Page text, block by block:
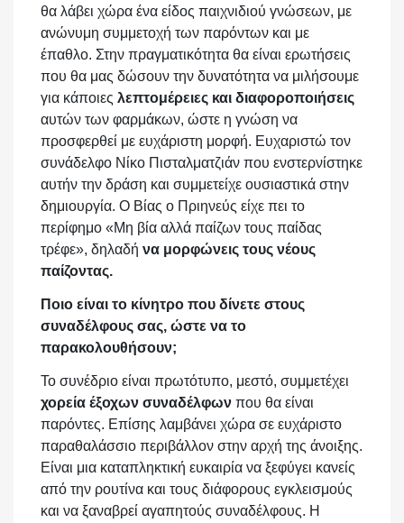
θα λάβει χώρα ένα είδος παιχνιδιού γνώσεων, με
ανώνυμη συμμετοχή των παρόντων και με
έπαθλο. Στην πραγματικότητα θα είναι ερωτήσεις
που θα μας δώσουν την δυνατότητα να μιλήσουμε
για κάποιες λεπτομέρειες και διαφοροποιήσεις
αυτών των φαρμάκων, ώστε η γνώση να
προσφερθεί με ευχάριστη μορφή. Ευχαριστώ τον
συνάδελφο Νίκο Πισταλματζιάν που ενστερνίστηκε
αυτήν την δράση και συμμετείχε ουσιαστικά στην
δημιουργία. Ο Βίας ο Πριηνεύς είχε πει το
περίφημο «Μη βία αλλά παίζων τους παίδας
τρέφε», δηλαδή να μορφώνεις τους νέους
παίζοντας.
Ποιο είναι το κίνητρο που δίνετε στους
συναδέλφους σας, ώστε να το
παρακολουθήσουν;
Το συνέδριο είναι πρωτότυπο, μεστό, συμμετέχει
χορεία έξοχων συναδέλφων που θα είναι
παρόντες. Επίσης λαμβάνει χώρα σε ευχάριστο
παραθαλάσσιο περιβάλλον στην αρχή της άνοιξης.
Είναι μια καταπληκτική ευκαιρία να ξεφύγει κανείς
από την ρουτίνα και τους διάφορους εγκλεισμούς
και να ξαναβρεί αγαπητούς συναδέλφους. Η